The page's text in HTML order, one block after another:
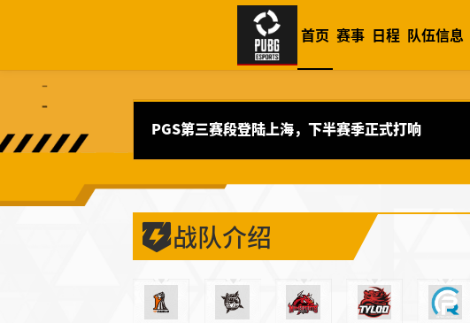
首页 赛事 日程 队伍信息
PGS第三赛段登陆上海，下半赛季正式打响
战队介绍